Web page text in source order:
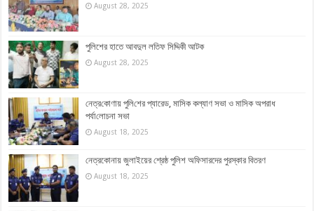
August 28, 2025
পুলিশের হাতে আবদুল লতিফ সিদ্দিকী আটক
August 28, 2025
নেত্র‌কোণায় পু‌লি‌শের প্যারেড, মাসিক কল্যাণ সভা ও মাসিক অপরাধ
পর্যা‌লোচনা সভা
August 18, 2025
নেত্রকোনায় জুলাইয়ের শ্রেষ্ঠ পুলিশ অফিসারদের পুরস্কার বিতরণ
August 18, 2025